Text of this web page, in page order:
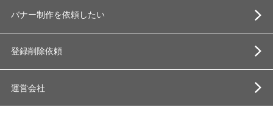
バナー制作を依頼したい
登録削除依頼
運営会社